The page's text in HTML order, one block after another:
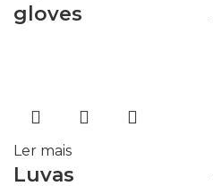
gloves
Ler mais
Luvas